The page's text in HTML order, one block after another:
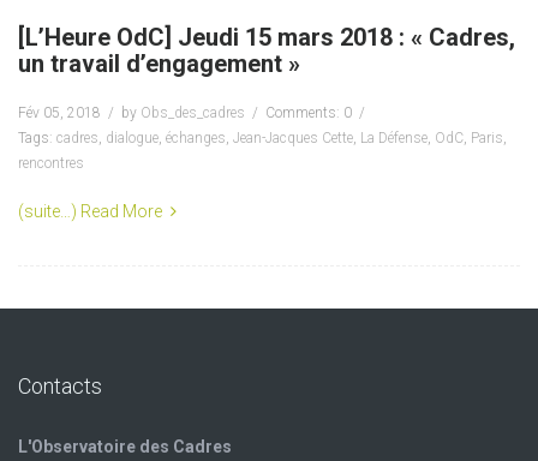
[L’Heure OdC] Jeudi 15 mars 2018 : « Cadres,
un travail d’engagement »
Fév 05, 2018 by Obs_des_cadres
Comments: 0
Tags: cadres, dialogue, échanges, Jean-Jacques Cette, La Défense, OdC, Paris,
rencontres
(suite…) Read More
Contacts
L'Observatoire des Cadres